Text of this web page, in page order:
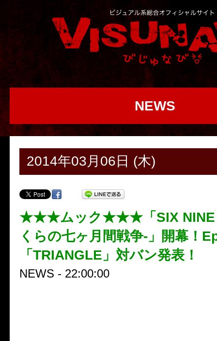
NEWS
2014年03月06日 (木)
★★★ムック★★★「SIX NINE
くらの七ヶ月間戦争-」開幕！
「TRIANGLE」対バン発表！
NEWS - 22:00:00